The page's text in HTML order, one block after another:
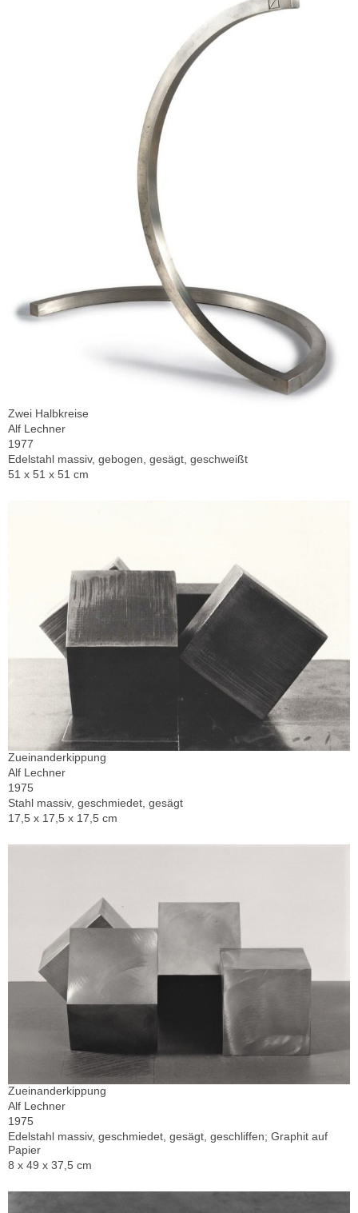
Zwei Halbkreise
Alf Lechner
1977
Edelstahl massiv, gebogen, gesägt, geschweißt
51 x 51 x 51 cm
Zueinanderkippung
Alf Lechner
1975
Stahl massiv, geschmiedet, gesägt
17,5 x 17,5 x 17,5 cm
Zueinanderkippung
Alf Lechner
1975
Edelstahl massiv, geschmiedet, gesägt, geschliffen; Graphit auf
Papier
8 x 49 x 37,5 cm